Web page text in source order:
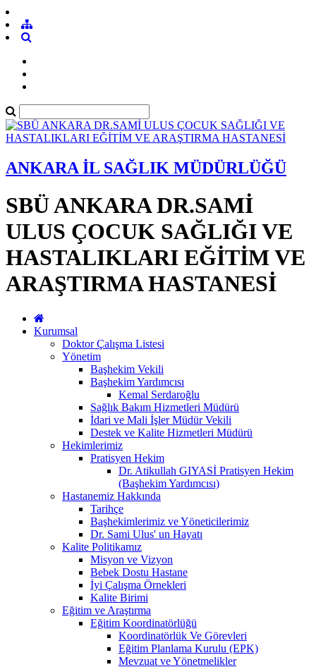
ANKARA İL SAĞLIK MÜDÜRLÜĞÜ
SBÜ ANKARA DR.SAMİ
ULUS ÇOCUK SAĞLIĞI VE
HASTALIKLARI EĞİTİM VE
ARAŞTIRMA HASTANESİ
Kurumsal
Doktor Çalışma Listesi
Yönetim
Başhekim Vekili
Başhekim Yardımcısı
Kemal Serdaroğlu
Sağlık Bakım Hizmetleri Müdürü
İdari ve Mali İşler Müdür Vekili
Destek ve Kalite Hizmetleri Müdürü
Hekimlerimiz
Pratisyen Hekim
Dr. Atikullah GIYASİ Pratisyen Hekim
(Başhekim Yardımcısı)
Hastanemiz Hakkında
Tarihçe
Başhekimlerimiz ve Yöneticilerimiz
Dr. Sami Ulus' un Hayatı
Kalite Politikamız
Misyon ve Vizyon
Bebek Dostu Hastane
İyi Çalışma Örnekleri
Kalite Birimi
Eğitim ve Araştırma
Eğitim Koordinatörlüğü
Koordinatörlük Ve Görevleri
Eğitim Planlama Kurulu (EPK)
Mevzuat ve Yönetmelikler